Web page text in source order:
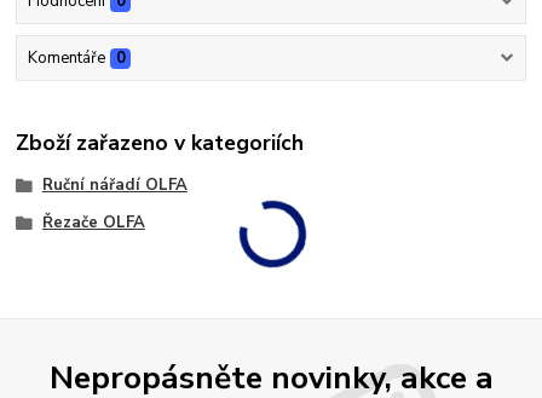
Komentáře 0
Zboží zařazeno v kategoriích
Ruční nářadí OLFA
Řezače OLFA
Nepropásněte novinky, akce a